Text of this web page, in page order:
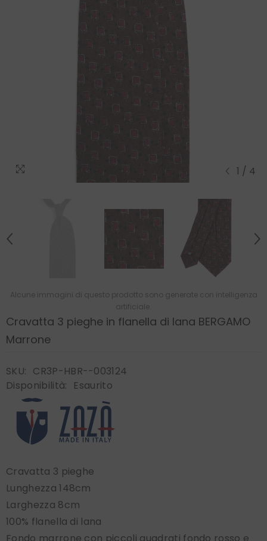
1 / 4
Alcune immagini di questo prodotto sono generate con intelligenza
artificiale.
Cravatta 3 pieghe in flanella di lana BERGAMO
Marrone
SKU: CR3P-HBR--003124
Disponibilità:
Esaurito
Cravatta 3 pieghe
Lunghezza 148cm
Larghezza 8cm
100% flanella di lana
Fondo marrone con piccoli quadrati fondo rosso e